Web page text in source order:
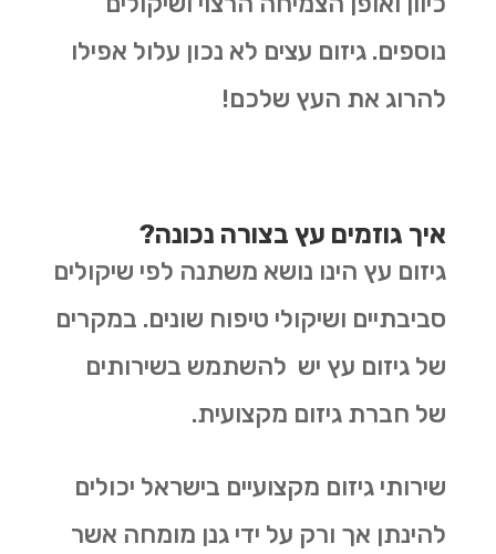
נוספים. גיזום עצים לא נכון עלול אפילו
להרוג את העץ שלכם!
איך גוזמים עץ בצורה נכונה?
גיזום עץ הינו נושא משתנה לפי שיקולים
סביבתיים ושיקולי טיפוח שונים. במקרים
של גיזום עץ יש להשתמש בשירותים
של חברת גיזום מקצועית.
שירותי גיזום מקצועיים בישראל יכולים
להינתן אך ורק על ידי גנן מומחה אשר